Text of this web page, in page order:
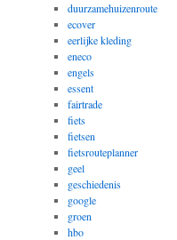
duurzamehuizenroute
ecover
eerlijke kleding
eneco
engels
essent
fairtrade
fiets
fietsen
fietsrouteplanner
geel
geschiedenis
google
groen
hbo